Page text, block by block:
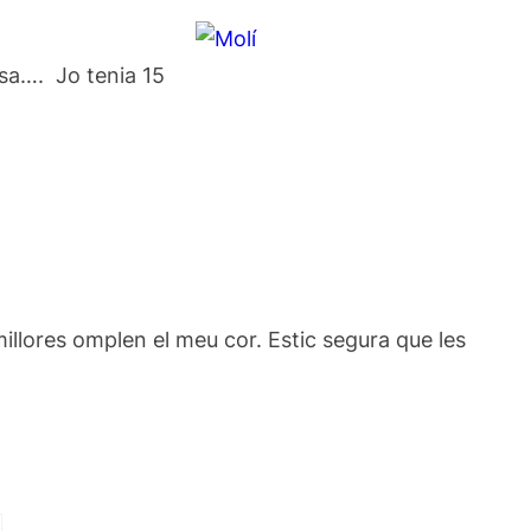
Jo tenia 15
omplen el meu cor. Estic segura que les